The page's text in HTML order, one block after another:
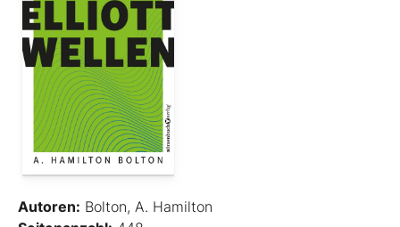
Autoren: Bolton, A. Hamilton